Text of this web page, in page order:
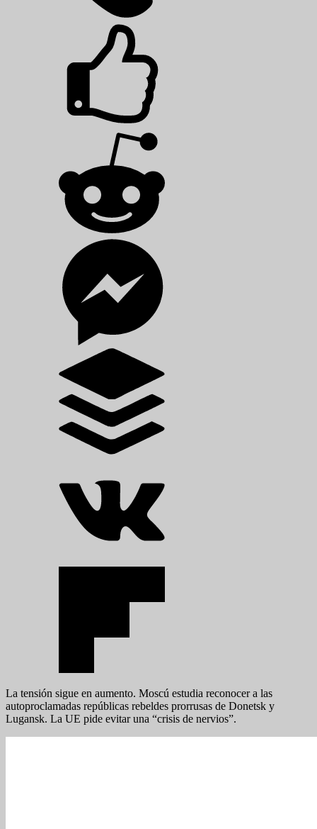
La tensión sigue en aumento. Moscú estudia reconocer a las
autoproclamadas repúblicas rebeldes prorrusas de Donetsk y
Lugansk. La UE pide evitar una “crisis de nervios”.